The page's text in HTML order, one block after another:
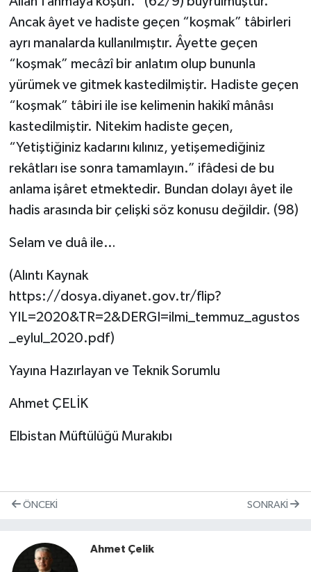
Ancak âyet ve hadiste geçen “koşmak” tâbirleri
ayrı manalarda kullanılmıştır. Âyette geçen
“koşmak” mecâzî bir anlatım olup bununla
yürümek ve gitmek kastedilmiştir. Hadiste geçen
“koşmak” tâbiri ile ise kelimenin hakikî mânâsı
kastedilmiştir. Nitekim hadiste geçen,
“Yetiştiğiniz kadarını kılınız, yetişemediğiniz
rekâtları ise sonra tamamlayın.” ifâdesi de bu
anlama işâret etmektedir. Bundan dolayı âyet ile
hadis arasında bir çelişki söz konusu değildir. (98)
Selam ve duâ ile…
(Alıntı Kaynak
https://dosya.diyanet.gov.tr/flip?
YIL=2020&TR=2&DERGI=ilmi_temmuz_agustos
_eylul_2020.pdf)
Yayına Hazırlayan ve Teknik Sorumlu
Ahmet ÇELİK
Elbistan Müftülüğü Murakıbı
ÖNCEKI SONRAKI
Ahmet Çelik